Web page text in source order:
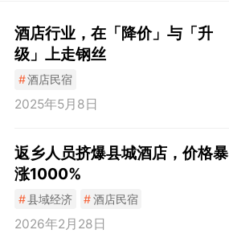
酒店行业，在「降价」与「升
级」上走钢丝
#酒店民宿
2025年5月8日
返乡人员挤爆县城酒店，价格暴
涨1000%
#县域经济 #酒店民宿
2026年2月28日